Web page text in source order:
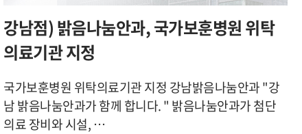
강남점) 밝음나눔안과, 국가보훈병원 위탁
의료기관 지정
국가보훈병원 위탁의료기관 지정 강남밝음나눔안과 "강
남 밝음나눔안과가 함께 합니다. " 밝음나눔안과가 첨단
의료 장비와 시설, …